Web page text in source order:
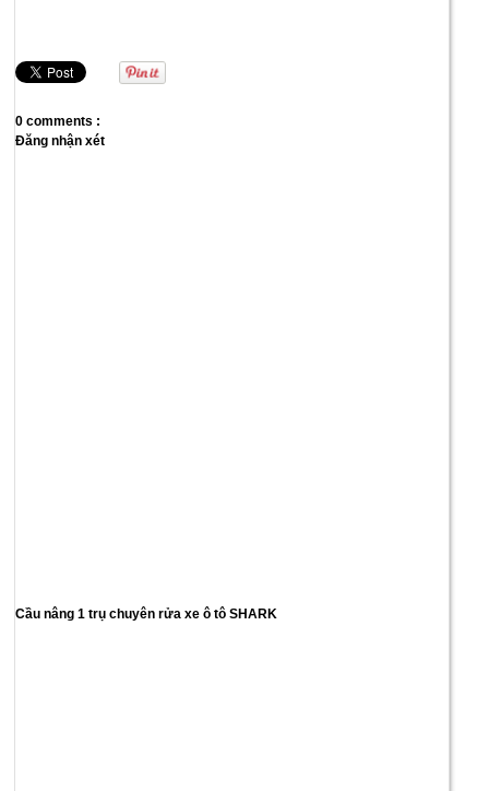
0 comments :
Đăng nhận xét
Cầu nâng 1 trụ chuyên rửa xe ô tô SHARK